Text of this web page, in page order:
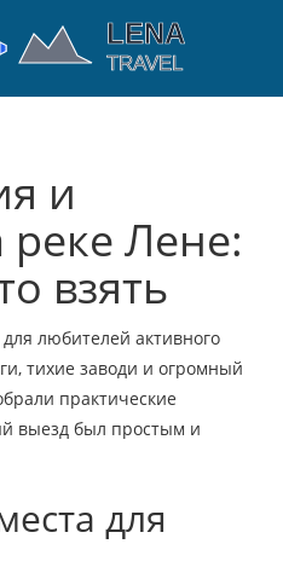
и
Лене:
взять
любителей активного
тихие заводи и огромный
практические
выезд был простым и
для